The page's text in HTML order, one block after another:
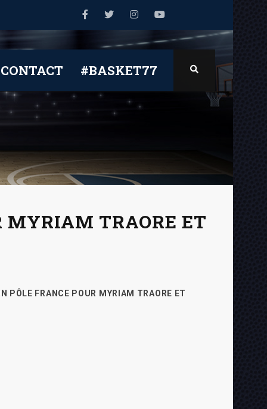
CONTACT #BASKET77
MYRIAM TRAORE ET
PÔLE FRANCE POUR MYRIAM TRAORE ET